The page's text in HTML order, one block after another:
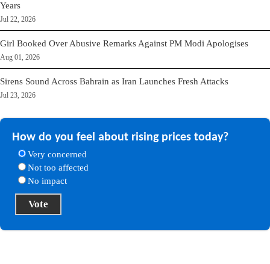
Years
Jul 22, 2026
Girl Booked Over Abusive Remarks Against PM Modi Apologises
Aug 01, 2026
Sirens Sound Across Bahrain as Iran Launches Fresh Attacks
Jul 23, 2026
How do you feel about rising prices today?
Very concerned
Not too affected
No impact